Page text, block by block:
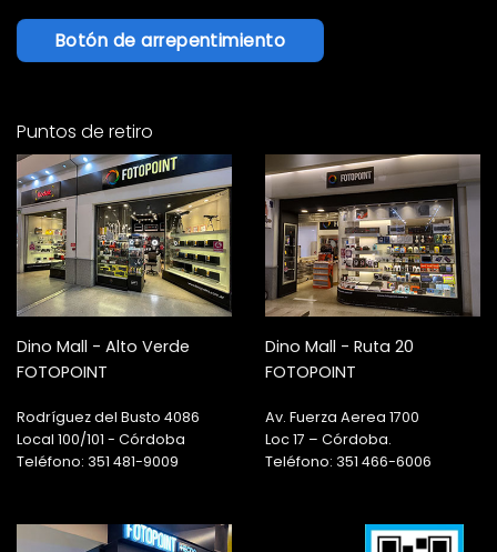
Botón de arrepentimiento
Puntos de retiro
Dino Mall - Alto Verde
FOTOPOINT
Rodríguez del Busto 4086
Local 100/101 - Córdoba
Teléfono: 351 481-9009
Dino Mall - Ruta 20
FOTOPOINT
Av. Fuerza Aerea 1700
Loc 17 – Córdoba.
Teléfono: 351 466-6006